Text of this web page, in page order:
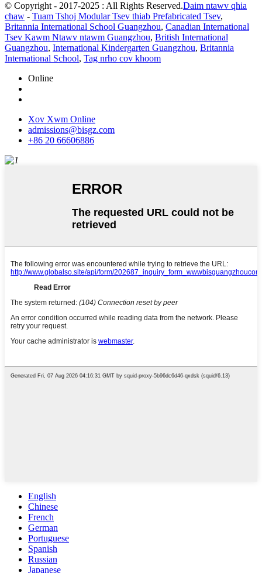
© Copyright - 2017-2025 : All Rights Reserved.Daim ntawv qhia
chaw - Tuam Tshoj Modular Tsev thiab Prefabricated Tsev,
Britannia International School Guangzhou, Canadian International
Tsev Kawm Ntawv ntawm Guangzhou, British International
Guangzhou, International Kindergarten Guangzhou, Britannia
International School, Tag nrho cov khoom
Online
Xov Xwm Online
admissions@bisgz.com
+86 20 66606886
English
Chinese
French
German
Portuguese
Spanish
Russian
Japanese